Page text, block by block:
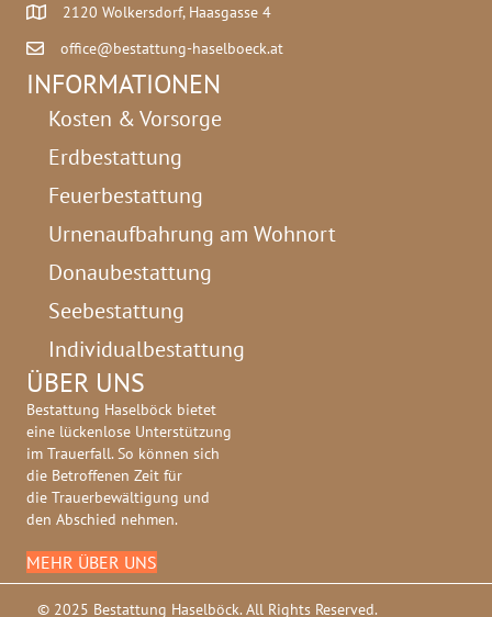
2120 Wolkersdorf, Haasgasse 4
office@bestattung-haselboeck.at
INFORMATIONEN
Kosten & Vorsorge
Erdbestattung
Feuerbestattung
Urnenaufbahrung am Wohnort
Donaubestattung
Seebestattung
Individualbestattung
ÜBER UNS
Bestattung Haselböck bietet
eine lückenlose Unterstützung
im Trauerfall. So können sich
die Betroffenen Zeit für
die Trauerbewältigung und
den Abschied nehmen.
MEHR ÜBER UNS
© 2025 Bestattung Haselböck. All Rights Reserved.